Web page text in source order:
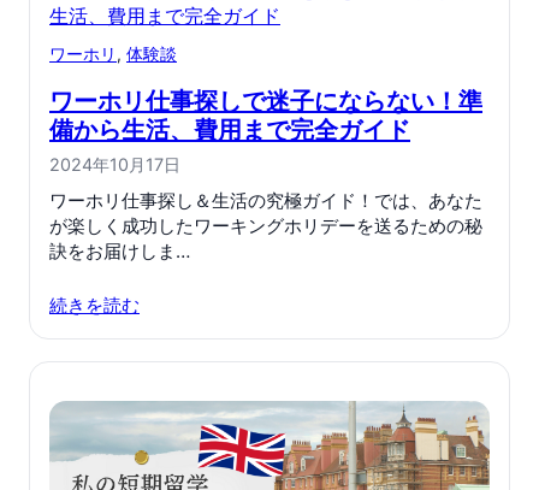
ワーホリ , 体験談
ワーホリ仕事探しで迷子にならない！準
備から生活、費用まで完全ガイド
2024年10月17日
ワーホリ仕事探し＆生活の究極ガイド！では、あなた
が楽しく成功したワーキングホリデーを送るための秘
訣をお届けしま…
続きを読む